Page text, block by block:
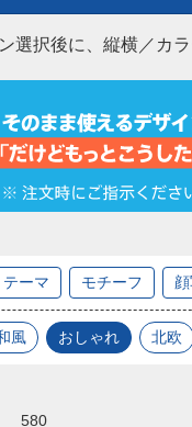
選択後に、縦横／カ
テーマ モチーフ
風 おしゃれ 北欧
580